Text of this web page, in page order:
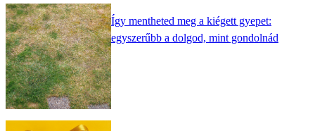
Így mentheted meg a kiégett gyepet:
egyszerűbb a dolgod, mint gondolnád